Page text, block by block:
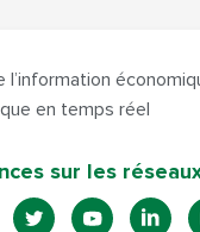
l’information
en temps réel
sur les